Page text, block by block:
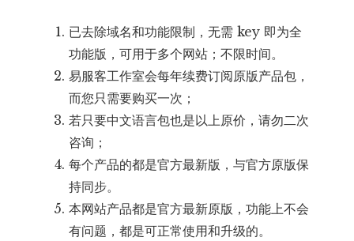
已去除域名和功能限制，无需 key 即为全
功能版，可用于多个网站；不限时间。
易服客工作室会每年续费订阅原版产品包，
而您只需要购买一次；
若只要中文语言包也是以上原价，请勿二次
咨询；
每个产品的都是官方最新版，与官方原版保
持同步。
本网站产品都是官方最新原版，功能上不会
有问题，都是可正常使用和升级的。